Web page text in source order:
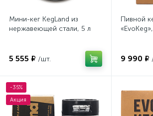
Мини-кег KegLand из
нержавеющей стали, 5 л
5 555 ₽ /шт.
Пивной
9 990 ₽
-35%
Акция